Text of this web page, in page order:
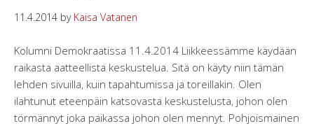
11.4.2014 by Kaisa Vatanen
Kolumni Demokraatissa 11.4.2014 Liikkeessämme käydään
raikasta aatteellista keskustelua. Sitä on käyty niin tämän
lehden sivuilla, kuin tapahtumissa ja toreillakin. Olen
ilahtunut eteenpäin katsovasta keskustelusta, johon olen
törmännyt joka paikassa johon olen mennyt. Pohjoismainen